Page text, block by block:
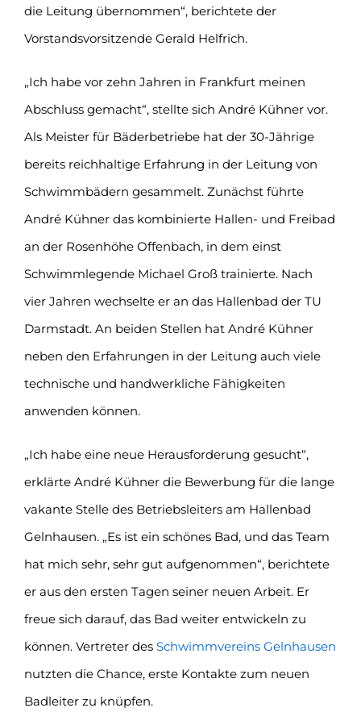
die Leitung übernommen“, berichtete der
Vorstandsvorsitzende Gerald Helfrich.
„Ich habe vor zehn Jahren in Frankfurt meinen
Abschluss gemacht“, stellte sich André Kühner vor.
Als Meister für Bäderbetriebe hat der 30-Jährige
bereits reichhaltige Erfahrung in der Leitung von
Schwimmbädern gesammelt. Zunächst führte
André Kühner das kombinierte Hallen- und Freibad
an der Rosenhöhe Offenbach, in dem einst
Schwimmlegende Michael Groß trainierte. Nach
vier Jahren wechselte er an das Hallenbad der TU
Darmstadt. An beiden Stellen hat André Kühner
neben den Erfahrungen in der Leitung auch viele
technische und handwerkliche Fähigkeiten
anwenden können.
„Ich habe eine neue Herausforderung gesucht“,
erklärte André Kühner die Bewerbung für die lange
vakante Stelle des Betriebsleiters am Hallenbad
Gelnhausen. „Es ist ein schönes Bad, und das Team
hat mich sehr, sehr gut aufgenommen“, berichtete
er aus den ersten Tagen seiner neuen Arbeit. Er
freue sich darauf, das Bad weiter entwickeln zu
können. Vertreter des Schwimmvereins Gelnhausen
nutzten die Chance, erste Kontakte zum neuen
Badleiter zu knüpfen.